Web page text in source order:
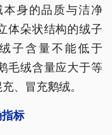
身的品质与洁净
体朵状结构的绒子
子含量不能低于
毛绒含量应大于等
、冒充鹅绒。
标